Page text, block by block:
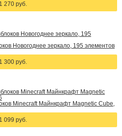
1 270 руб.
Новогоднее зеркало, 195 элементов
1 300 руб.
Minecraft Майнкрафт Magnetic Cube,
1 099 руб.